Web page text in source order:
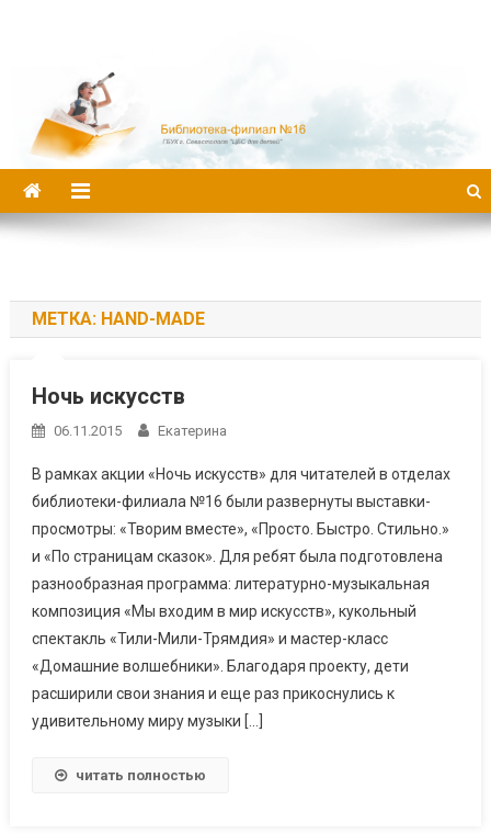
МЕТКА: HAND-MADE
Ночь искусств
06.11.2015 Екатерина
В рамках акции «Ночь искусств» для читателей в отделах
библиотеки-филиала №16 были развернуты выставки-
просмотры: «Творим вместе», «Просто. Быстро. Стильно.»
и «По страницам сказок». Для ребят была подготовлена
разнообразная программа: литературно-музыкальная
композиция «Мы входим в мир искусств», кукольный
спектакль «Тили-Мили-Трямдия» и мастер-класс
«Домашние волшебники». Благодаря проекту, дети
расширили свои знания и еще раз прикоснулись к
удивительному миру музыки […]
читать полностью